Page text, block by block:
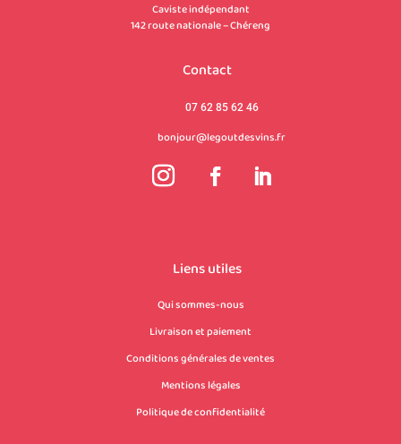
Caviste indépendant
142 route nationale – Chéreng
Contact
07 62 85 62 46
bonjour@legoutdesvins.fr
Liens utiles
Qui sommes-nous
Livraison et paiement
Conditions générales de ventes
Mentions légales
Politique de confidentialité